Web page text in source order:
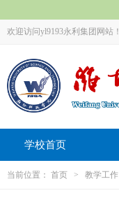
欢迎访问yl9193永利集团网站！
学校首页
当前位置： 首页 > 教学工作